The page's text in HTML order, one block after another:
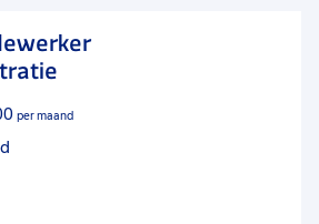
per maand